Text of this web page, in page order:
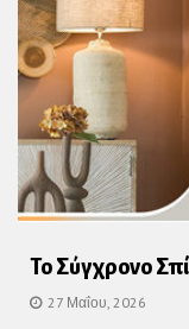
Το Σύγχρονο
27 Μαΐου, 2026